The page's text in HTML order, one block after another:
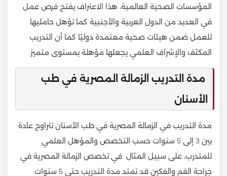
المؤسسات الصحية العالمية، هذا الاعتراف يفتح فرص عمل
في العديد من الدول العربية والأجنبية كما تؤهل حامليها
للعمل ضمن هيئات صحية معتمدة دوليًا كما أن التدريب
المكثف والإشراف العلمي يجعلها مؤهلة بمستوى متميز.
مدة التدريب الزمالة المصرية في طب
الأسنان
مدة التدريب في الزمالة المصرية في طب الأسنان تتراوح عادة
بين 3 إلى 5 سنوات حسب التخصص والمؤهل العلمي
للمتدرب، على سبيل المثال في تخصص الزمالة المصرية في
جراحة الفم والفكين قد تمتد مدة التدريب حتى 5 سنوات